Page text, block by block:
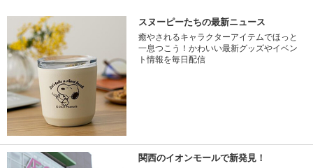
スヌーピーたちの最新ニュース
癒やされるキャラクターアイテムでほっと
一息つこう！かわいい最新グッズやイベン
ト情報を毎日配信
関西のイオンモールで新発見！